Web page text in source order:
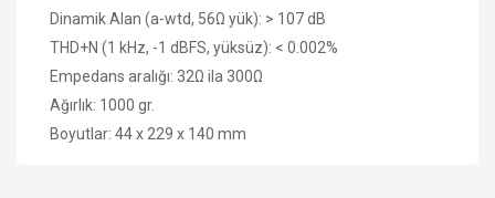
Dinamik Alan (a-wtd, 56Ω yük): > 107 dB
THD+N (1 kHz, -1 dBFS, yüksüz): < 0.002%
Empedans aralığı: 32Ω ila 300Ω
Ağırlık: 1000 gr.
Boyutlar: 44 x 229 x 140 mm